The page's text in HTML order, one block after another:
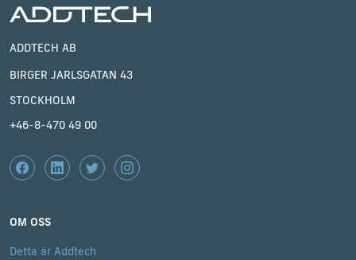
ADDTECH AB
BIRGER JARLSGATAN 43
STOCKHOLM
+46-8-470 49 00
OM OSS
Detta är Addtech